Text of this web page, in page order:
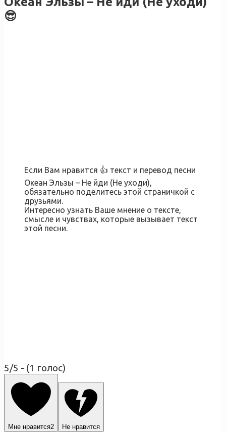
😎
Если Вам нравится 👍 текст и перевод песни
Океан Эльзы – Не йди (Не уходи),
обязательно поделитесь этой страничкой с
друзьями.
Интересно узнать Ваше мнение о тексте,
смысле и чувствах, которые вызывает текст
этой песни.
5/5 - (1 голос)
Мне нравится2 Не нравится